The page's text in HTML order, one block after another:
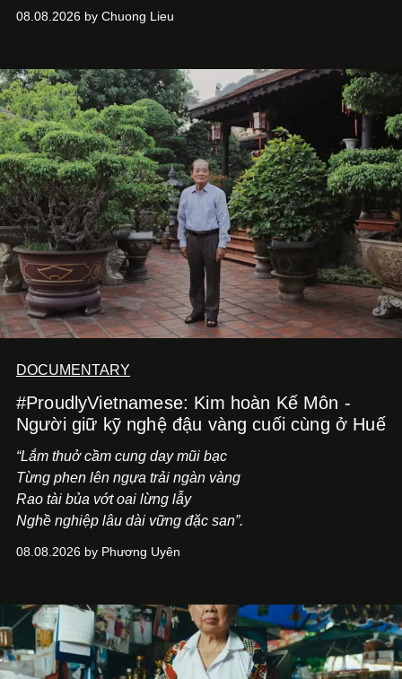
phim điện ảnh trong nửa đầu 2026 đến hành trình trở lại
bằng một tâm thế điềm tĩnh hơn. Anh tiếp tục học hỏi, trau
dồi và chờ đợi những vai diễn đủ sức đưa mình đến
những vùng đất mới. Ở tuổi ngoài 30, điều anh theo đuổi
không phải những đích đến quá lớn, mà là khả năng luôn
tiến về phía trước.
08.08.2026 by Chuong Lieu
DOCUMENTARY
#ProudlyVietnamese: Kim hoàn Kế Môn -
Người giữ kỹ nghệ đậu vàng cuối cùng ở Huế
“Lắm thuở cầm cung day mũi bạc
Từng phen lên ngựa trải ngàn vàng
Rao tài bủa vớt oai lừng lẫy
Nghề nghiệp lâu dài vững đặc san”.
08.08.2026 by Phương Uyên